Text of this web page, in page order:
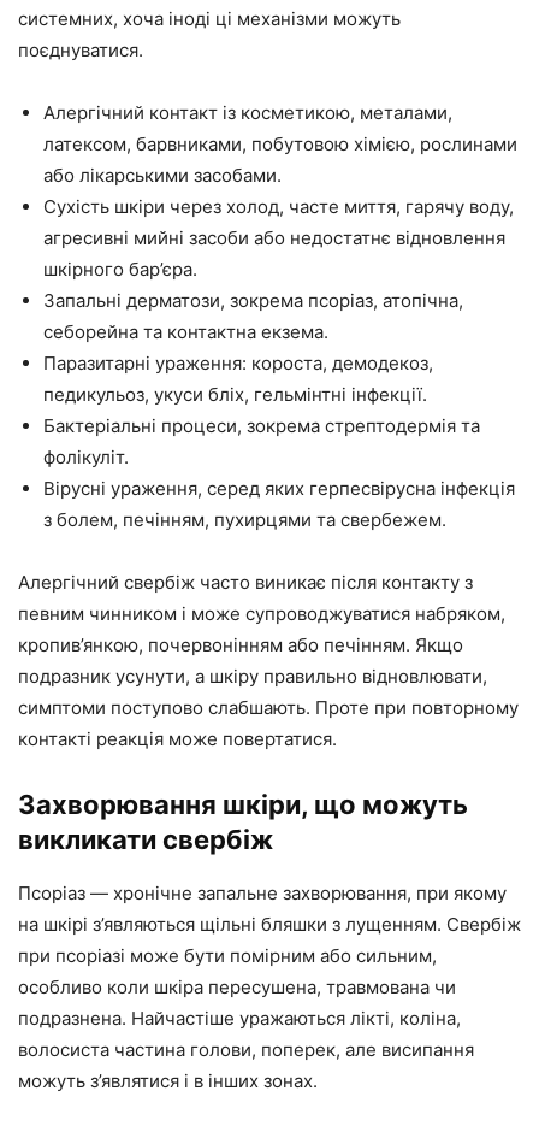
системних, хоча іноді ці механізми можуть
поєднуватися.
Алергічний контакт із косметикою, металами,
латексом, барвниками, побутовою хімією, рослинами
або лікарськими засобами.
Сухість шкіри через холод, часте миття, гарячу воду,
агресивні мийні засоби або недостатнє відновлення
шкірного бар’єра.
Запальні дерматози, зокрема псоріаз, атопічна,
себорейна та контактна екзема.
Паразитарні ураження: короста, демодекоз,
педикульоз, укуси бліх, гельмінтні інфекції.
Бактеріальні процеси, зокрема стрептодермія та
фолікуліт.
Вірусні ураження, серед яких герпесвірусна інфекція
з болем, печінням, пухирцями та свербежем.
Алергічний свербіж часто виникає після контакту з
певним чинником і може супроводжуватися набряком,
кропив’янкою, почервонінням або печінням. Якщо
подразник усунути, а шкіру правильно відновлювати,
симптоми поступово слабшають. Проте при повторному
контакті реакція може повертатися.
Захворювання шкіри, що можуть
викликати свербіж
Псоріаз — хронічне запальне захворювання, при якому
на шкірі з’являються щільні бляшки з лущенням. Свербіж
при псоріазі може бути помірним або сильним,
особливо коли шкіра пересушена, травмована чи
подразнена. Найчастіше уражаються лікті, коліна,
волосиста частина голови, поперек, але висипання
можуть з’являтися і в інших зонах.